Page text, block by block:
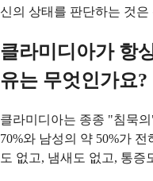
신의 상태를 판단하는 것
클라미디아가 항
유는 무엇인가요?
클라미디아는 종종 "침묵
70%와 남성의 약 50%가
도 없고, 냄새도 없고, 통증